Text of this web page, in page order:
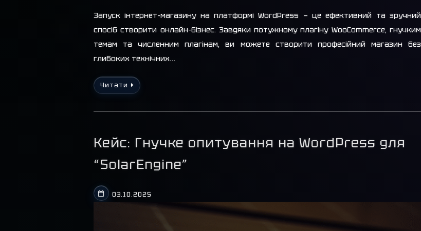
Запуск інтернет-магазину на платформі WordPress — це ефективний та зручний
спосіб створити онлайн-бізнес. Завдяки потужному плагіну WooCommerce, гнучким
темам та численним плагінам, ви можете створити професійний магазин без
глибоких технічних…
Читати
Кейс: Гнучке опитування на WordPress для
“SolarEngine”
03.10.2025